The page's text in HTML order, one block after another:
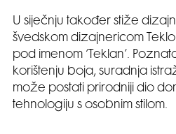
U siječnju također stiže
švedskom dizajnericom
pod imenom ‘Teklan’.
korištenju boja, suradnja
može postati prirodniji dio
tehnologiju s osobnim stilom.